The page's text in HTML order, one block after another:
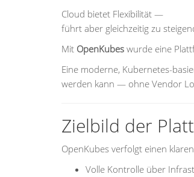
Cloud bietet Flexibilität —
führt aber gleichzeitig zu
Mit OpenKubes wurde eine
Eine moderne, Kubernetes-
werden kann — ohne Vendor
Zielbild der
OpenKubes verfolgt einen
Volle Kontrolle über